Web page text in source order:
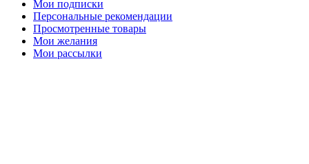
Мои подписки
Персональные рекомендации
Просмотренные товары
Мои желания
Мои рассылки